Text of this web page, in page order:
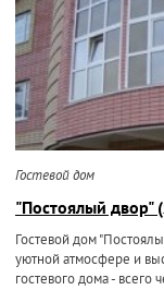
Гостевой дом
"Постоялый двор"
Гостевой дом
уютной атмосфере и
гостевого дома - всего